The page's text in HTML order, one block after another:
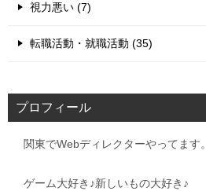
視力悪い (7)
転職活動・就職活動 (35)
プロフィール
関東でWebディレクターやってます。
ゲーム大好き♪新しいもの大好き♪